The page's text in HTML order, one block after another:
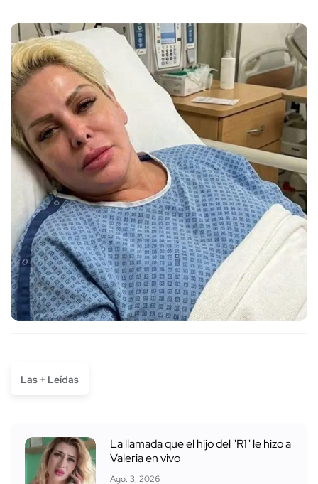
Las + Leídas
La llamada que el hijo del "R1" le hizo a
Valeria en vivo
Ago. 3, 2026